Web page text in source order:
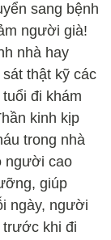
sang bệnh
người già!
nhà hay
thật kỹ các
đi khám
kinh kịp
trong nhà
người cao
giúp
ngày, người
trước khi đi